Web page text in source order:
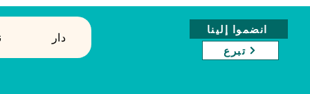
دار
انضموا إلينا
تبرع